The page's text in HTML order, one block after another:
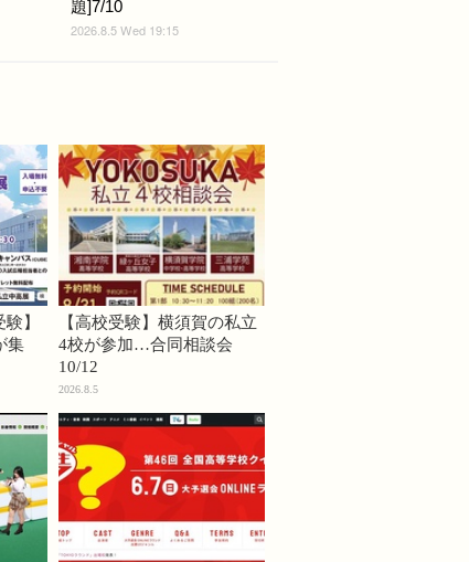
題]7/10
2026.8.5 Wed 19:15
】
集
【高校受験】横須賀の私立
4校が参加…合同相談会
10/12
2026.8.5